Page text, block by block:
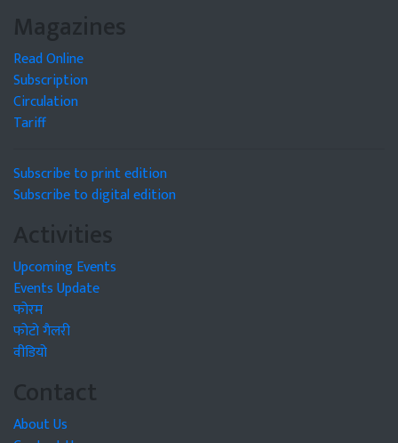
Magazines
Read Online
Subscription
Circulation
Tariff
Subscribe to print edition
Subscribe to digital edition
Activities
Upcoming Events
Events Update
फोरम
फोटो गैलरी
वीडियो
Contact
About Us